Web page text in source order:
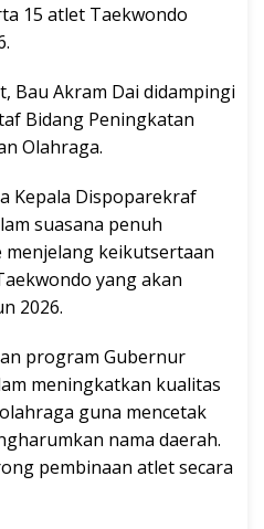
15 atlet Taekwondo
Bau Akram Dai didampingi
Bidang Peningkatan
Olahraga.
Kepala Dispoparekraf
suasana penuh
keikutsertaan
yang akan
2026.
program Gubernur
meningkatkan kualitas
guna mencetak
nama daerah.
pembinaan atlet secara